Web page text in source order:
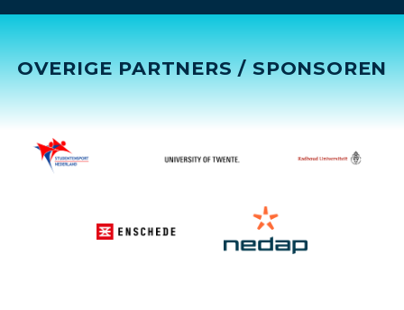
OVERIGE PARTNERS / SPONSOREN